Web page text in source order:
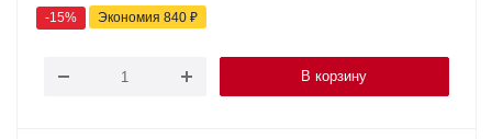
-15% Экономия 840 ₽
В корзину